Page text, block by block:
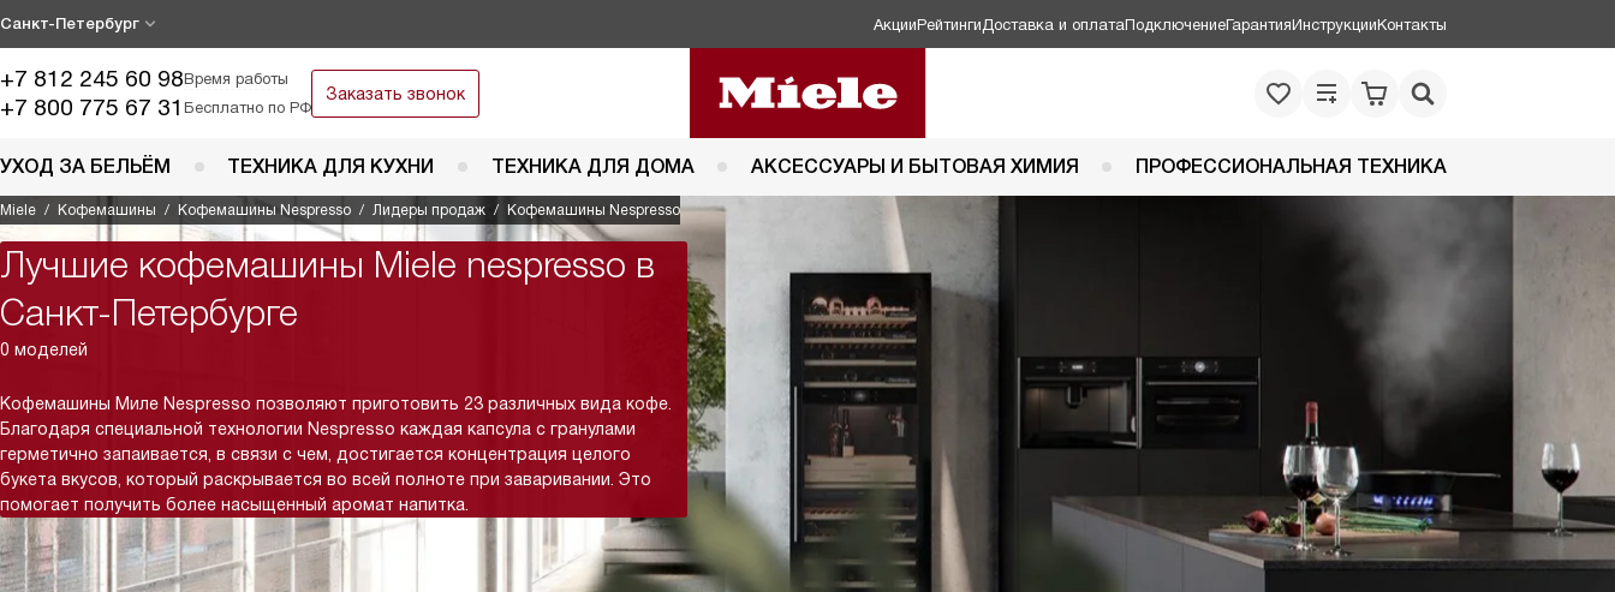
Санкт-Петербург АкцииРейтинги Доставка и оплатаПодключениеГарантияИнструкцииКонтакты
+7 812 245 60 98Время работы
+7 800 775 67 31 Бесплатно по РФ
Заказать звонок
УХОД ЗА БЕЛЬЁМ ТЕХНИКА ДЛЯ КУХНИ ТЕХНИКА ДЛЯ ДОМА АКСЕССУАРЫ И БЫТОВАЯ ХИМИЯ ПРОФЕССИОНАЛЬНАЯ ТЕХНИКА
Miele Кофемашины Кофемашины Nespresso Лидеры продаж Кофемашины Nespresso
Лучшие кофемашины Miele nespresso в
Санкт-Петербурге
0 моделей
Кофемашины Миле Nespresso позволяют приготовить 23 различных вида кофе.
Благодаря специальной технологии Nespresso каждая капсула с гранулами
герметично запаивается, в связи с чем, достигается концентрация целого
букета вкусов, который раскрывается во всей полноте при заваривании. Это
помогает получить более насыщенный аромат напитка.